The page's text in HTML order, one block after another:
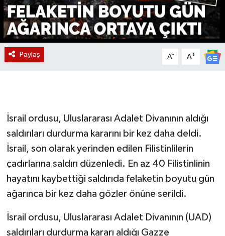
Paylaş A- A+
İsrail ordusu, Uluslararası Adalet Divanının aldığı
saldırıları durdurma kararını bir kez daha deldi.
İsrail, son olarak yerinden edilen Filistinlilerin
çadırlarına saldırı düzenledi. En az 40 Filistinlinin
hayatını kaybettiği saldırıda felaketin boyutu gün
ağarınca bir kez daha gözler önüne serildi.
İsrail ordusu, Uluslararası Adalet Divanının (UAD)
saldırıları durdurma kararı aldığı Gazze